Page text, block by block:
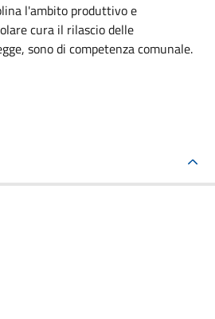
l'ambito produttivo e
cura il rilascio delle
sono di competenza comunale.